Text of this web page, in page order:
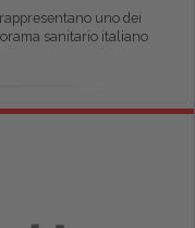
uno dei
sanitario italiano